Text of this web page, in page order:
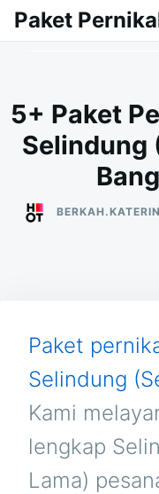
SkipSearch
Paket
5+ Paket
Selindung
Paket
Selindung
Kami
lengkap
Lama)